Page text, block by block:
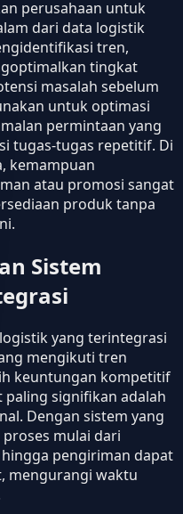
perusahaan untuk
dari data logistik
tren,
tingkat
masalah sebelum
untuk optimasi
permintaan yang
tugas-tugas repetitif. Di
kemampuan
atau promosi sangat
produk tanpa
Sistem
yang terintegrasi
mengikuti tren
keuntungan kompetitif
paling signifikan adalah
Dengan sistem yang
mulai dari
pengiriman dapat
mengurangi waktu